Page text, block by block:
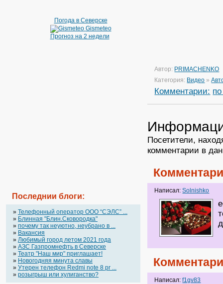
Погода в Северске
Gismeteo
Прогноз на 2 недели
Последнии блоги:
» Телефонный оператор OOO “СЭЛС” ...
» Блинная "Блин.Сковородка"
» почему так неуютно, неубрано в ...
» Вакансия
» Любимый город летом 2021 года
» АЗС Газпромнефть в Северске
» Театр "Наш мир" приглашает!
» Новогодняя минута славы
» Утерен телефон Redmi note 8 pr ...
» розыгрыш или хулиганство?
Автор: PRIMACHENKO
Категория: Видео »
Комментарии:
Посетители,
комментарии в
Написал:Solnishko
Написал:f1gv83